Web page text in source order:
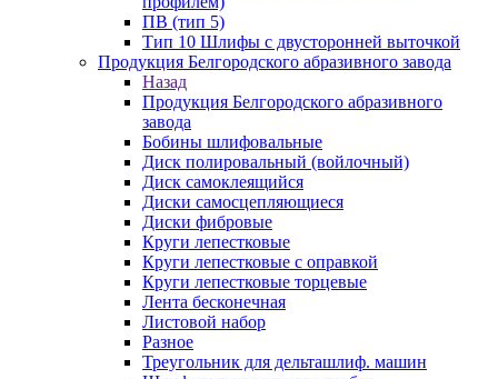
ПВ (тип 5)
Тип 10 Шлифы с двусторонней выточкой
Продукция Белгородского абразивного завода
Назад
Продукция Белгородского абразивного
завода
Бобины шлифовальные
Диск полировальный (войлочный)
Диск самоклеящийся
Диски самосцепляющиеся
Диски фибровые
Круги лепестковые
Круги лепестковые с оправкой
Круги лепестковые торцевые
Лента бесконечная
Листовой набор
Разное
Треугольник для дельташлиф. машин